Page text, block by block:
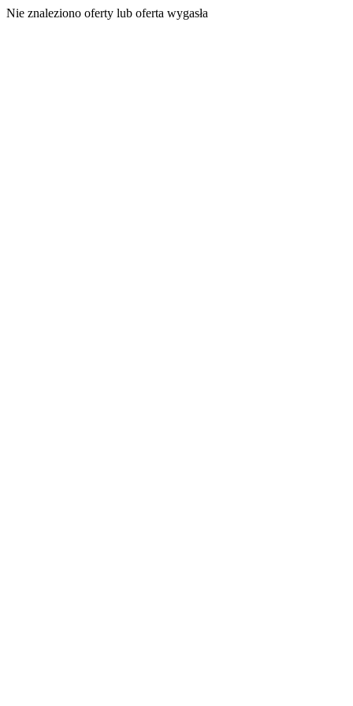
Nie znaleziono oferty lub oferta wygasła